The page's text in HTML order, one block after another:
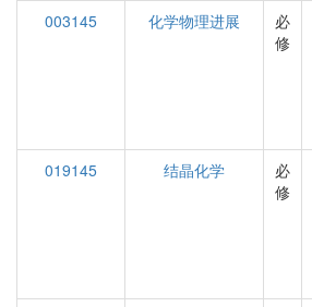
003145
化学物理进展
必
修
019145
结晶化学
必
修